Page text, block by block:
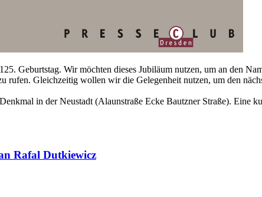
Geburtstag. Wir möchten dieses Jubiläum nutzen, um an den
Gleichzeitig wollen wir die Gelegenheit nutzen, um den
in der Neustadt (Alaunstraße Ecke Bautzner Straße). Eine
Rafal Dutkiewicz